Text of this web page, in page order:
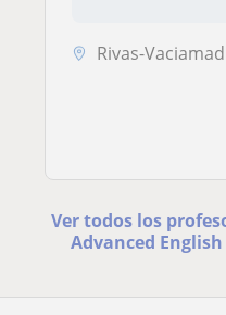
Rivas-
Ver todos los
Advanced